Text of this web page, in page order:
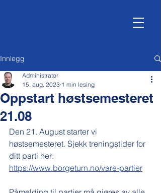
Innlegg
Oppstart høstsemesteret
21.08
Administrator
15. aug. 2023 1 min lesing
Den 21. August starter vi
høstsemesteret. Sjekk treningstider for
ditt parti her:
https://www.borgeturn.no/vare-partier